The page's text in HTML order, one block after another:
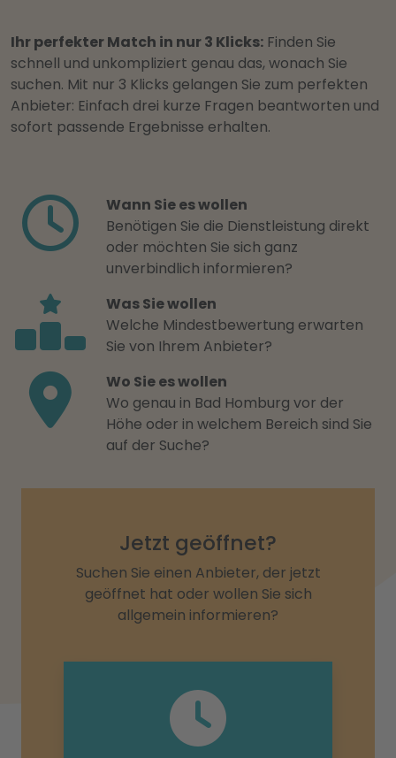
Ihr perfekter Match in nur 3 Klicks: Finden Sie
schnell und unkompliziert genau das, wonach Sie
suchen. Mit nur 3 Klicks gelangen Sie zum perfekten
Anbieter: Einfach drei kurze Fragen beantworten und
sofort passende Ergebnisse erhalten.
Wann Sie es wollen
Benötigen Sie die Dienstleistung direkt
oder möchten Sie sich ganz
unverbindlich informieren?
Was Sie wollen
Welche Mindestbewertung erwarten
Sie von Ihrem Anbieter?
Wo Sie es wollen
Wo genau in Bad Homburg vor der
Höhe oder in welchem Bereich sind Sie
auf der Suche?
Jetzt geöffnet?
Suchen Sie einen Anbieter, der jetzt
geöffnet hat oder wollen Sie sich
allgemein informieren?